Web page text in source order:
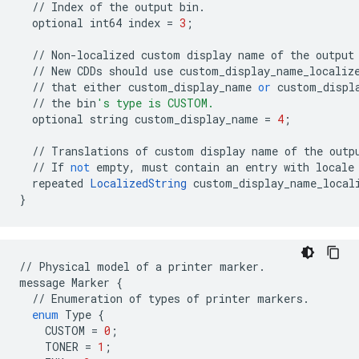
// Index of the output bin .
optional int64 index = 3 ;
// Non-localized custom display name of the output
// New CDDs should use
// that either custom_display_name or
// the bin 's type is CUSTOM.
optional string custom_display_name = 4 ;
// Translations of custom display name of the
// If not empty, must contain an entry with locale
repeated LocalizedString
}
// Physical model of a printer marker .
message Marker {
// Enumeration of types of printer markers .
enum Type {
CUSTOM = 0 ;
TONER = 1 ;